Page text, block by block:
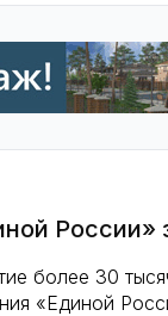
России»
более 30
«Единой